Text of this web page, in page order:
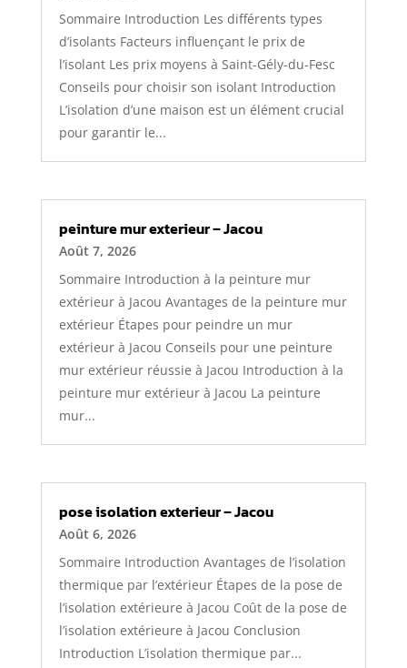
Sommaire Introduction Les différents types
d’isolants Facteurs influençant le prix de
l’isolant Les prix moyens à Saint-Gély-du-Fesc
Conseils pour choisir son isolant Introduction
L’isolation d’une maison est un élément crucial
pour garantir le...
peinture mur exterieur – Jacou
Août 7, 2026
Sommaire Introduction à la peinture mur
extérieur à Jacou Avantages de la peinture mur
extérieur Étapes pour peindre un mur
extérieur à Jacou Conseils pour une peinture
mur extérieur réussie à Jacou Introduction à la
peinture mur extérieur à Jacou La peinture
mur...
pose isolation exterieur – Jacou
Août 6, 2026
Sommaire Introduction Avantages de l’isolation
thermique par l’extérieur Étapes de la pose de
l’isolation extérieure à Jacou Coût de la pose de
l’isolation extérieure à Jacou Conclusion
Introduction L’isolation thermique par...